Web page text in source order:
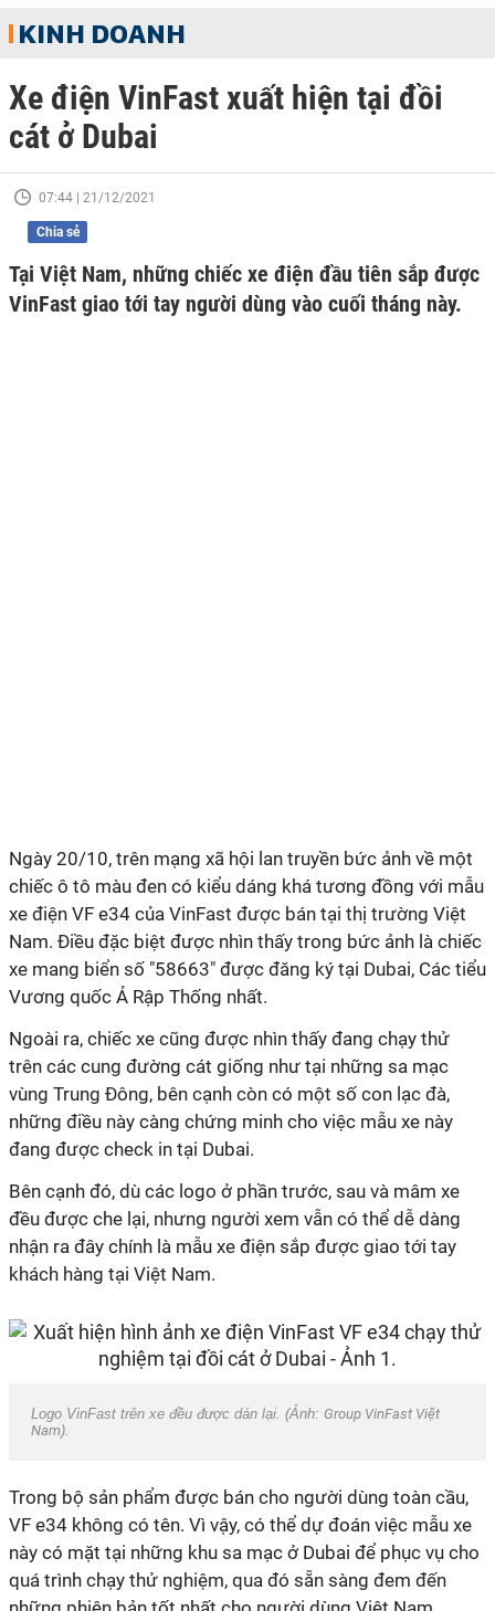
KINH DOANH
Xe điện VinFast xuất hiện tại đồi
cát ở Dubai
07:44 | 21/12/2021
Chia sẻ
Tại Việt Nam, những chiếc xe điện đầu tiên sắp được
VinFast giao tới tay người dùng vào cuối tháng này.
Ngày 20/10, trên mạng xã hội lan truyền bức ảnh về một
chiếc ô tô màu đen có kiểu dáng khá tương đồng với mẫu
xe điện VF e34 của VinFast được bán tại thị trường Việt
Nam. Điều đặc biệt được nhìn thấy trong bức ảnh là chiếc
xe mang biển số "58663" được đăng ký tại Dubai, Các tiểu
Vương quốc Ả Rập Thống nhất.
Ngoài ra, chiếc xe cũng được nhìn thấy đang chạy thử
trên các cung đường cát giống như tại những sa mạc
vùng Trung Đông, bên cạnh còn có một số con lạc đà,
những điều này càng chứng minh cho việc mẫu xe này
đang được check in tại Dubai.
Bên cạnh đó, dù các logo ở phần trước, sau và mâm xe
đều được che lại, nhưng người xem vẫn có thể dễ dàng
nhận ra đây chính là mẫu xe điện sắp được giao tới tay
khách hàng tại Việt Nam.
Logo VinFast trên xe đều được dán lại. (Ảnh: Group VinFast Việt
Nam).
Trong bộ sản phẩm được bán cho người dùng toàn cầu,
VF e34 không có tên. Vì vậy, có thể dự đoán việc mẫu xe
này có mặt tại những khu sa mạc ở Dubai để phục vụ cho
quá trình chạy thử nghiệm, qua đó sẵn sàng đem đến